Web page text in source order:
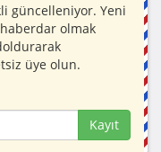
güncelleniyor. Yeni
olmak
üye olun.
Kayıt